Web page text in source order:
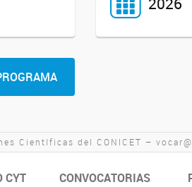
Científicas del CONICET –
CYT
CONVOCATORIAS